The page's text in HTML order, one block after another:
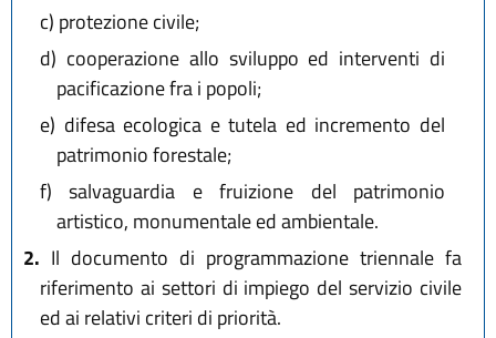
c) protezione civile;
d) cooperazione allo sviluppo ed interventi di
pacificazione fra i popoli;
e) difesa ecologica e tutela ed incremento del
patrimonio forestale;
f) salvaguardia e fruizione del patrimonio
artistico, monumentale ed ambientale.
2. Il documento di programmazione triennale fa
riferimento ai settori di impiego del servizio civile
ed ai relativi criteri di priorità.